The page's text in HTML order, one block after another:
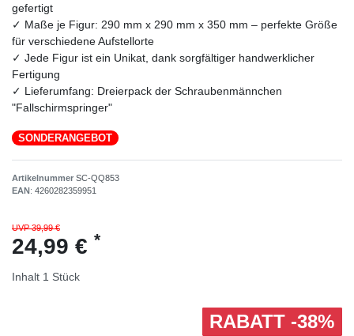
gefertigt
✓ Maße je Figur: 290 mm x 290 mm x 350 mm – perfekte Größe
für verschiedene Aufstellorte
✓ Jede Figur ist ein Unikat, dank sorgfältiger handwerklicher
Fertigung
✓ Lieferumfang: Dreierpack der Schraubenmännchen
"Fallschirmspringer"
SONDERANGEBOT
Artikelnummer SC-QQ853
EAN: 4260282359951
UVP 39,99 €
24,99 € *
Inhalt 1 Stück
RABATT -38%